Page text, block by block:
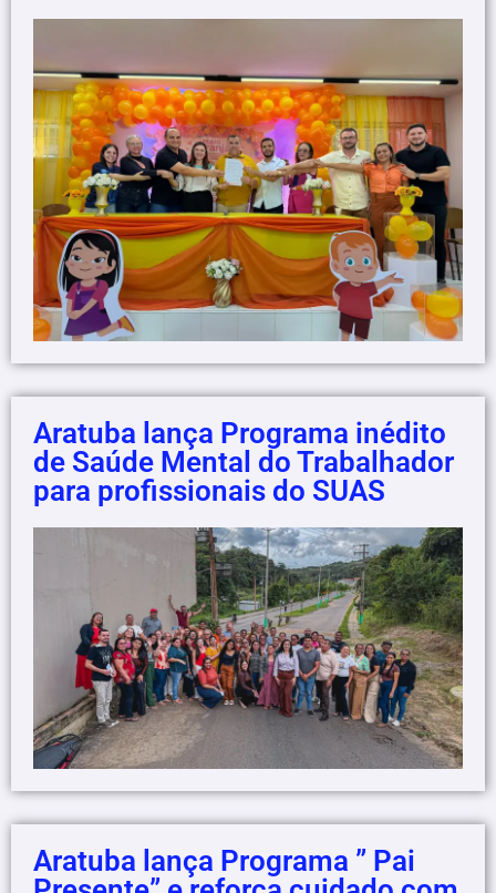
Aratuba lança Programa inédito
de Saúde Mental do Trabalhador
para profissionais do SUAS
Aratuba lança Programa ” Pai